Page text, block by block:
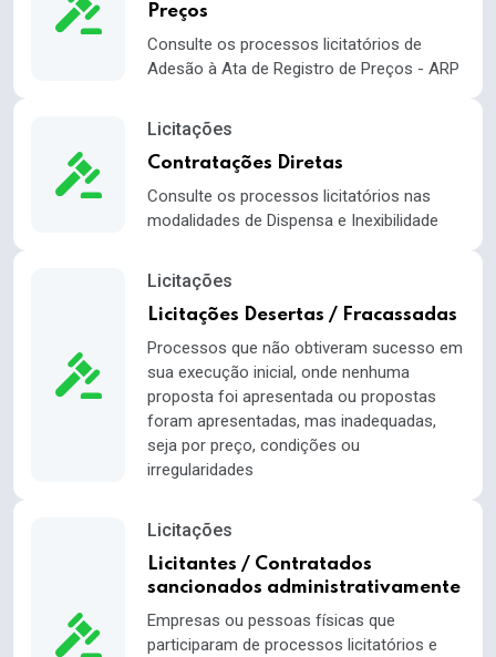
Preços
Consulte os processos licitatórios de
Adesão à Ata de Registro de Preços - ARP
Licitações
Contratações Diretas
Consulte os processos licitatórios nas
modalidades de Dispensa e Inexibilidade
Licitações
Licitações Desertas / Fracassadas
Processos que não obtiveram sucesso em
sua execução inicial, onde nenhuma
proposta foi apresentada ou propostas
foram apresentadas, mas inadequadas,
seja por preço, condições ou
irregularidades
Licitações
Licitantes / Contratados
sancionados administrativamente
Empresas ou pessoas físicas que
participaram de processos licitatórios e